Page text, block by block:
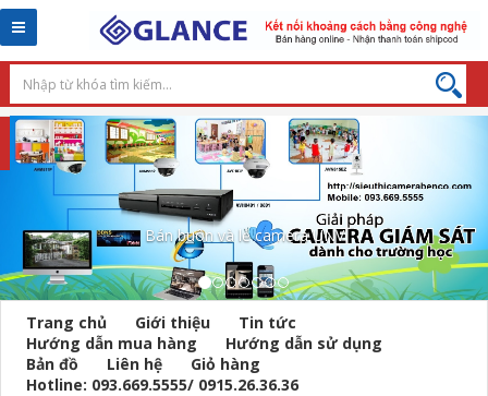
Toggle
navigation
Máy dò kim loại cầm tay
Trang chủ Giới thiệu
Tin tức
Hướng dẫn mua hàng
Hướng dẫn sử dụng
Bản đồ
Liên hệ
Giỏ hàng
Hotline: 093.669.5555/ 0915.26.36.36